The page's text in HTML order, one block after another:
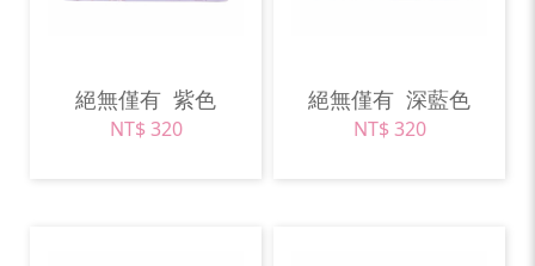
絕無僅有 紫色
NT$ 320
絕無僅有 深藍色
NT$ 320